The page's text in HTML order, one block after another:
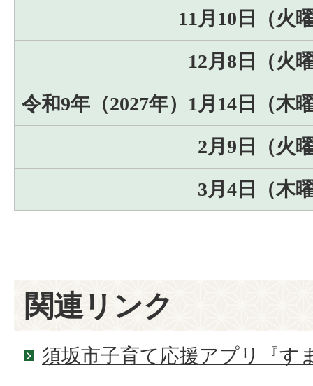
11月10日（火
12月8日（火
令和9年（2027年）1月14日（木
2月9日（火
3月4日（木
関連リンク
須坂市子育て応援アプリ『す